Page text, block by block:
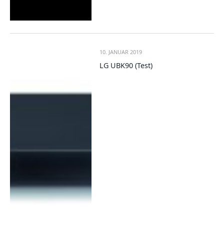
10. JANUAR 2019
LG UBK90 (Test)